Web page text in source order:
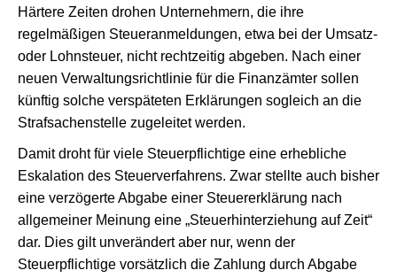
Härtere Zeiten drohen Unternehmern, die ihre
regelmäßigen Steueranmeldungen, etwa bei der Umsatz-
oder Lohnsteuer, nicht rechtzeitig abgeben. Nach einer
neuen Verwaltungsrichtlinie für die Finanzämter sollen
künftig solche verspäteten Erklärungen sogleich an die
Strafsachenstelle zugeleitet werden.
Damit droht für viele Steuerpflichtige eine erhebliche
Eskalation des Steuerverfahrens. Zwar stellte auch bisher
eine verzögerte Abgabe einer Steuererklärung nach
allgemeiner Meinung eine „Steuerhinterziehung auf Zeit“
dar. Dies gilt unverändert aber nur, wenn der
Steuerpflichtige vorsätzlich die Zahlung durch Abgabe